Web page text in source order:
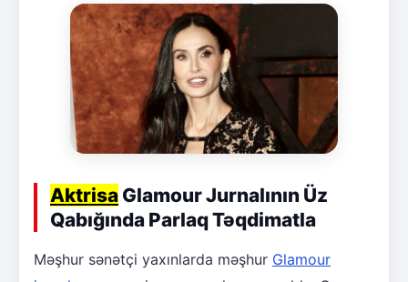
Aktrisa Glamour Jurnalının Üz
Qabığında Parlaq Təqdimatla
Məşhur sənətçi yaxınlarda məşhur Glamour